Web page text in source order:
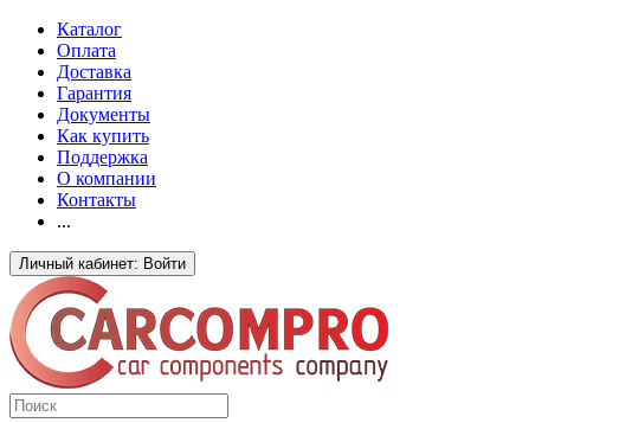
Каталог
Оплата
Доставка
Гарантия
Документы
Как купить
Поддержка
О компании
Контакты
...
Личный кабинет: Войти